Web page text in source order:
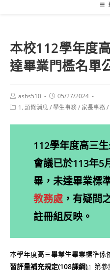
本校112學年度
達畢業門檻名單
Post
author:
ashs510
Post
published:
05/27/2024
Post1. 頭條消息 /學生事務/ 家長事務/
112學年度高三
會議已於113年5
畢，未達畢業標
教務處，有疑問
註冊組反映。
本學年度高三畢業生畢業標準係
習評量補充規定(108課綱)』第參